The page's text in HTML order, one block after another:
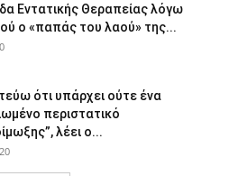
Εντατικής Θεραπείας λόγω
ο «παπάς του λαού» της...
ότι υπάρχει ούτε ένα
περιστατικό
λέει ο...